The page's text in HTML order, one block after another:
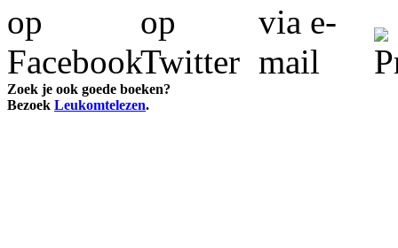
Zoek je ook goede boeken?
Bezoek Leukomtelezen.